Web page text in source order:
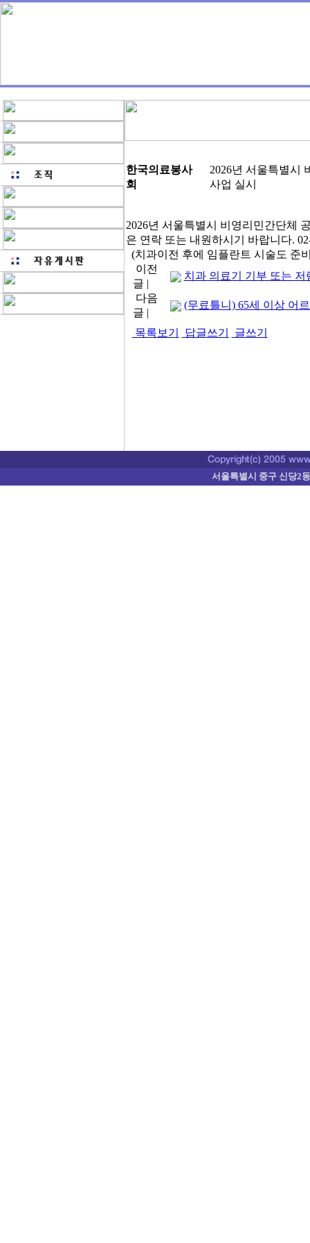
한국의료봉사
회
2026년 서울특별시
사업 실시
2026년 서울특별시 비영리민간단체
은 연락 또는 내원하시기 바랍니다.
(치과이전 후에 임플란트 시술도 준
이전
글 |
치과 의료기 기부 또는 저
다음
글 |
(무료틀니) 65세 이상 어
목록보기 답글쓰기 글쓰기
서울특별시 중구 신당2